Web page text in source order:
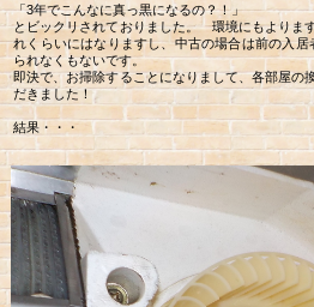
「3年でこんなに真っ黒になるの？！」
とビックリされておりました。 環境にもよりま
れくらいにはなりますし、中古の場合は前の入
られなくもないです。
即決で、お掃除することになりまして、各部屋
だきました！
結果・・・